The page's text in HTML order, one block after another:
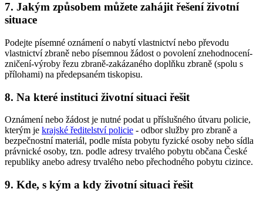
7. Jakým způsobem můžete zahájit řešení životní
situace
Podejte písemné oznámení o nabytí vlastnictví nebo převodu
vlastnictví zbraně nebo písemnou žádost o povolení znehodnocení-
zničení-výroby řezu zbraně-zakázaného doplňku zbraně (spolu s
přílohami) na předepsaném tiskopisu.
8. Na které instituci životní situaci řešit
Oznámení nebo žádost je nutné podat u příslušného útvaru policie,
kterým je krajské ředitelství policie - odbor služby pro zbraně a
bezpečnostní materiál, podle místa pobytu fyzické osoby nebo sídla
právnické osoby, tzn. podle adresy trvalého pobytu občana České
republiky anebo adresy trvalého nebo přechodného pobytu cizince.
9. Kde, s kým a kdy životní situaci řešit